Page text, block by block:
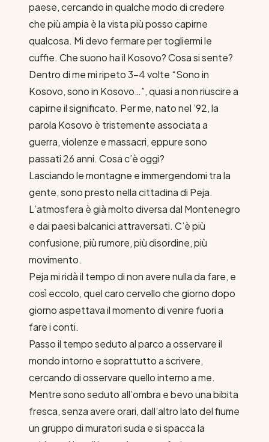
paese, cercando in qualche modo di credere
che più ampia è la vista più posso capirne
qualcosa. Mi devo fermare per togliermi le
cuffie. Che suono ha il Kosovo? Cosa si sente?
Dentro di me mi ripeto 3-4 volte “Sono in
Kosovo, sono in Kosovo…”, quasi a non riuscire a
capirne il significato. Per me, nato nel ’92, la
parola Kosovo è tristemente associata a
guerra, violenze e massacri, eppure sono
passati 26 anni. Cosa c’è oggi?
Lasciando le montagne e immergendomi tra la
gente, sono presto nella cittadina di Peja.
L’atmosfera è già molto diversa dal Montenegro
e dai paesi balcanici attraversati. C’è più
confusione, più rumore, più disordine, più
movimento.
Peja mi ridà il tempo di non avere nulla da fare, e
così eccolo, quel caro cervello che giorno dopo
giorno aspettava il momento di venire fuori a
fare i conti.
Passo il tempo seduto al parco a osservare il
mondo intorno e soprattutto a scrivere,
cercando di osservare quello interno a me.
Mentre sono seduto all’ombra e bevo una bibita
fresca, senza avere orari, dall’altro lato del fiume
un gruppo di muratori suda e si spacca la